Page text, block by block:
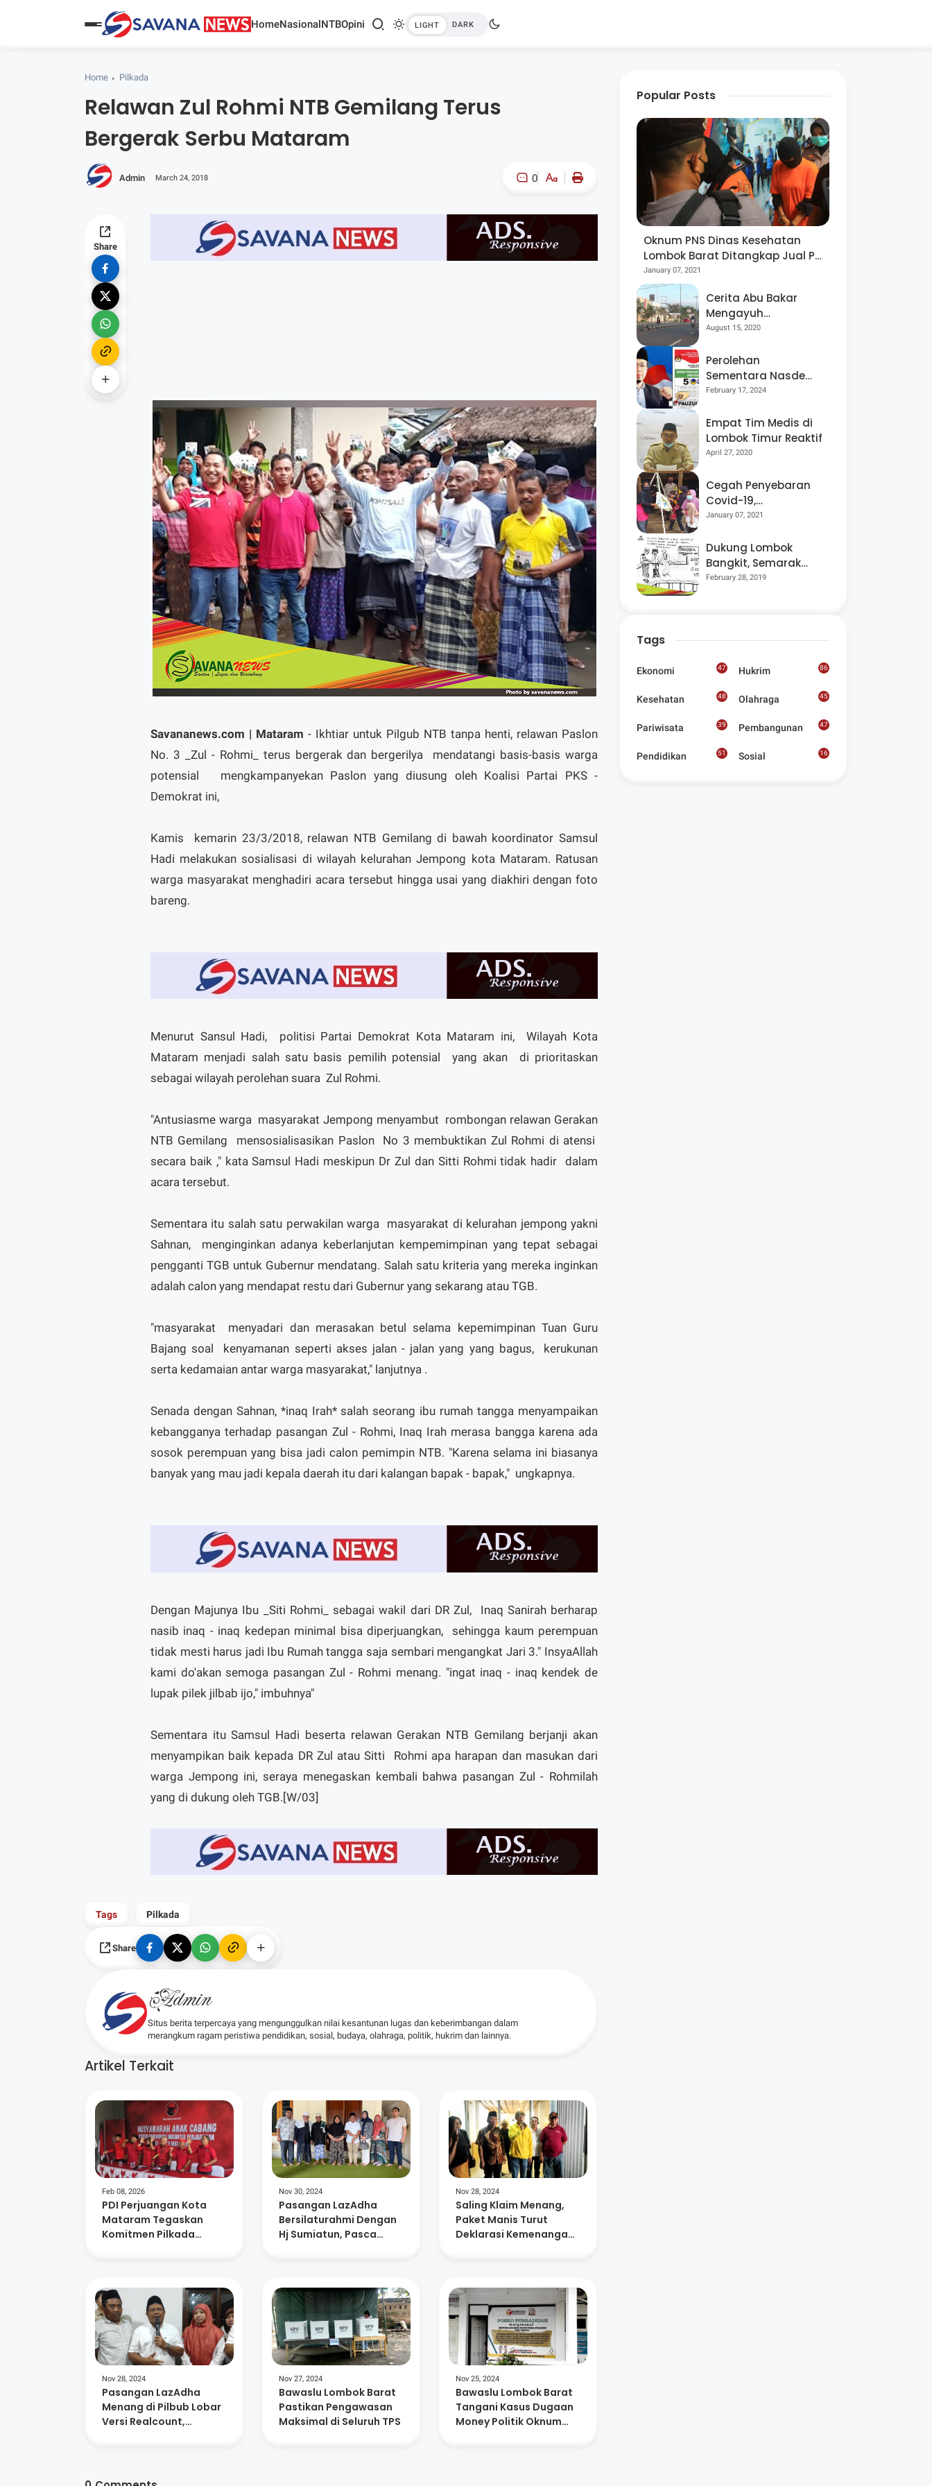
HomeNasionalNTBOpini
Home Pilkada
Relawan Zul Rohmi NTB Gemilang Terus
Bergerak Serbu Mataram
Admin March 24, 2018 0
A-
Share
Savananews.com | Mataram - Ikhtiar untuk Pilgub NTB tanpa henti, relawan Paslon
No. 3 _Zul - Rohmi_ terus bergerak dan bergerilya mendatangi basis-basis warga
potensial mengkampanyekan Paslon yang diusung oleh Koalisi Partai PKS -
Demokrat ini,
Kamis kemarin 23/3/2018, relawan NTB Gemilang di bawah koordinator Samsul
Hadi melakukan sosialisasi di wilayah kelurahan Jempong kota Mataram. Ratusan
warga masyarakat menghadiri acara tersebut hingga usai yang diakhiri dengan foto
bareng.
Menurut Sansul Hadi, politisi Partai Demokrat Kota Mataram ini, Wilayah Kota
Mataram menjadi salah satu basis pemilih potensial yang akan di prioritaskan
sebagai wilayah perolehan suara Zul Rohmi.
"Antusiasme warga masyarakat Jempong menyambut rombongan relawan Gerakan
NTB Gemilang mensosialisasikan Paslon No 3 membuktikan Zul Rohmi di atensi
secara baik ," kata Samsul Hadi meskipun Dr Zul dan Sitti Rohmi tidak hadir dalam
acara tersebut.
Sementara itu salah satu perwakilan warga masyarakat di kelurahan jempong yakni
Sahnan, menginginkan adanya keberlanjutan kempemimpinan yang tepat sebagai
pengganti TGB untuk Gubernur mendatang. Salah satu kriteria yang mereka inginkan
adalah calon yang mendapat restu dari Gubernur yang sekarang atau TGB.
"masyarakat menyadari dan merasakan betul selama kepemimpinan Tuan Guru
Bajang soal kenyamanan seperti akses jalan - jalan yang yang bagus, kerukunan
serta kedamaian antar warga masyarakat," lanjutnya .
Senada dengan Sahnan, *inaq Irah* salah seorang ibu rumah tangga menyampaikan
kebangganya terhadap pasangan Zul - Rohmi, Inaq Irah merasa bangga karena ada
sosok perempuan yang bisa jadi calon pemimpin NTB. "Karena selama ini biasanya
banyak yang mau jadi kepala daerah itu dari kalangan bapak - bapak," ungkapnya.
Dengan Majunya Ibu _Siti Rohmi_ sebagai wakil dari DR Zul, Inaq Sanirah berharap
nasib inaq - inaq kedepan minimal bisa diperjuangkan, sehingga kaum perempuan
tidak mesti harus jadi Ibu Rumah tangga saja sembari mengangkat Jari 3." InsyaAllah
kami do'akan semoga pasangan Zul - Rohmi menang. "ingat inaq - inaq kendek de
lupak pilek jilbab ijo," imbuhnya"
Sementara itu Samsul Hadi beserta relawan Gerakan NTB Gemilang berjanji akan
menyampikan baik kepada DR Zul atau Sitti Rohmi apa harapan dan masukan dari
warga Jempong ini, seraya menegaskan kembali bahwa pasangan Zul - Rohmilah
yang di dukung oleh TGB.[W/03]
Tags Pilkada
Share
Admin
Situs berita terpercaya yang mengunggulkan nilai kesantunan lugas dan keberimbangan dalam
merangkum ragam peristiwa pendidikan, sosial, budaya, olahraga, politik, hukrim dan lainnya.
Artikel Terkait
Feb 08, 2026
PDI Perjuangan Kota
Mataram Tegaskan
Komitmen Pilkada
Nov 30, 2024
Pasangan LazAdha
Bersilaturahmi Dengan
Hj Sumiatun, Pasca
Nov 28, 2024
Saling Klaim Menang,
Paket Manis Turut
Deklarasi Kemenangan
Nov 28, 2024
Pasangan LazAdha
Menang di Pilbub Lobar
Versi Realcount,
Nov 27, 2024
Bawaslu Lombok Barat
Pastikan Pengawasan
Maksimal di Seluruh TPS
Nov 25, 2024
Bawaslu Lombok Barat
Tangani Kasus Dugaan
Money Politik Oknum
Popular Posts
Oknum PNS Dinas Kesehatan
Lombok Barat Ditangkap Jual Pil
Ekstasi
January 07, 2021
Cerita Abu Bakar
Mengayuh
Sepedanya Selama
Menggelorakan
Kemerdekaan
August 15, 2020
Perolehan
Sementara Nasdem
Lobar Tertinggi,
Berpeluang “Rebut”
Kursi Dapil 3
February 17, 2024
Empat Tim Medis di
Lombok Timur Reaktif
April 27, 2020
Cegah Penyebaran
Covid-19,
Bhabinkamtibmas
Kegiatan Posyandu
January 07, 2021
Dukung Lombok
Bangkit, Semarak
Pesta Rakyat
Seniman Di Lombok
February 28, 2019
Tags
Ekonomi 47 Hukrim 86
Kesehatan 48 Olahraga 45
Pariwisata 39 Pembangunan 47
Pendidikan 51 Sosial
16